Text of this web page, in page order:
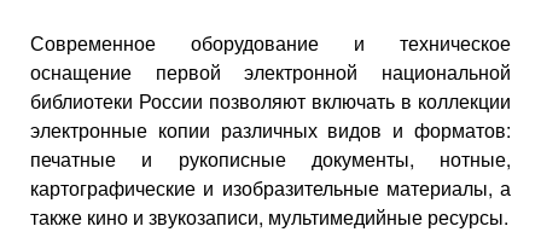
Современное оборудование и техническое
оснащение первой электронной национальной
библиотеки России позволяют включать в коллекции
электронные копии различных видов и форматов:
печатные и рукописные документы, нотные,
картографические и изобразительные материалы, а
также кино и звукозаписи, мультимедийные ресурсы.